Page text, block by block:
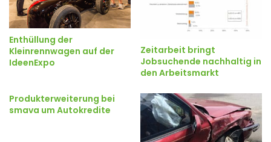
Enthüllung der
Kleinrennwagen auf der
IdeenExpo
Zeitarbeit bringt
Jobsuchende nachhaltig in
den Arbeitsmarkt
Produkterweiterung bei
smava um Autokredite